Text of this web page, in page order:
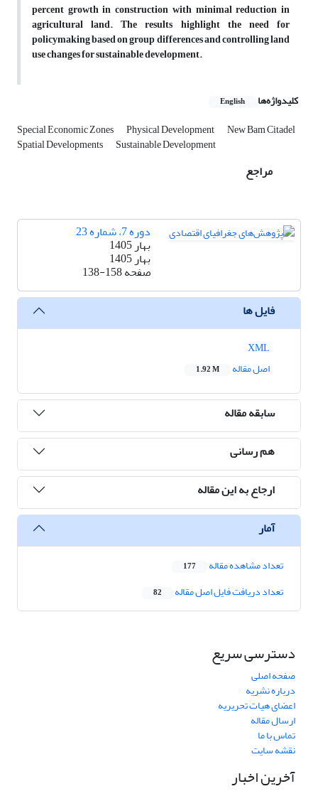
percent growth in construction with minimal reduction in
agricultural land. The results highlight the need for
policymaking based on group differences and controlling land
use changes for sustainable development.
کلیدواژه‌ها English
Special Economic Zones Physical Development New Bam Citadel
Spatial Developments Sustainable Development
مراجع
دوره 7، شماره 23
بهار 1405
بهار 1405
صفحه138-158
فایل ها
اصل مقاله
1.92 M
سابقه مقاله
هم رسانی
ارجاع به این مقاله
آمار
تعداد مشاهده مقاله 177
تعداد دریافت فایل اصل مقاله 82
دسترسی سریع
صفحه اصلی
درباره نشریه
اعضای هیات تحریریه
ارسال مقاله
تماس با ما
نقشه سایت
آخرین اخبار